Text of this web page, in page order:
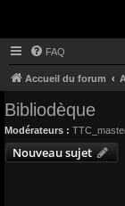
FAQ
Accueil du forum
Bibliodèque
Modérateurs :
Nouveau sujet